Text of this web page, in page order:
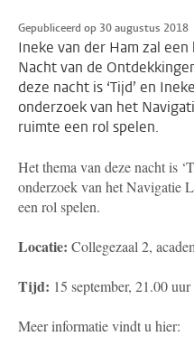
Gepubliceerd op 30 augustus 2018
Ineke van der Ham zal
Nacht van de
deze nacht is ‘Tijd’ en
onderzoek van het
ruimte een rol spelen.
Het thema van deze nacht is
onderzoek van het Navigatie
een rol spelen.
Locatie: Collegezaal 2,
Tijd: 15 september, 21.00 uur
Meer informatie vindt u hier: